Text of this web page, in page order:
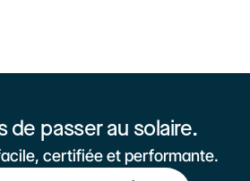
de passer au solaire.
certifiée et performante.